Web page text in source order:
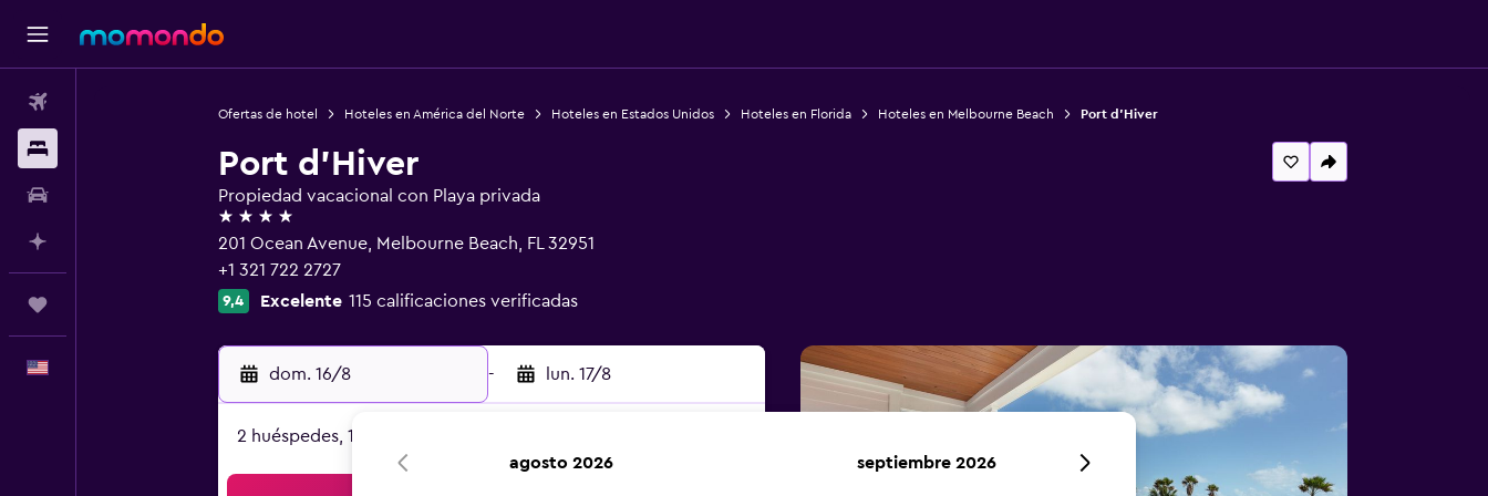
Ofertas de hotel Hoteles en América del Norte Hoteles en Estados Unidos Hoteles en Florida Hoteles en Melbourne Beach Port d'Hiver
Port d'Hiver
Propiedad vacacional con Playa privada
4 estrellas
201 Ocean Avenue, Melbourne Beach, FL 32951
+1 321 722 2727
9,4 Excelente 115 calificaciones verificadas
dom. 16/8 - lun. 17/8
2 huéspedes, 1 habitación
agosto 2026 septiembre 2026